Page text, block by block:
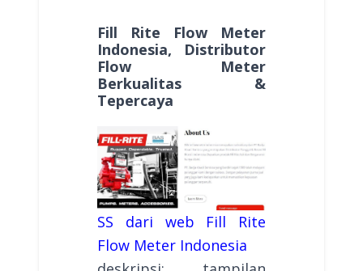
Fill Rite Flow Meter
Indonesia, Distributor
Flow Meter
Berkualitas &
Tepercaya
SS dari web Fill Rite
Flow Meter Indonesia